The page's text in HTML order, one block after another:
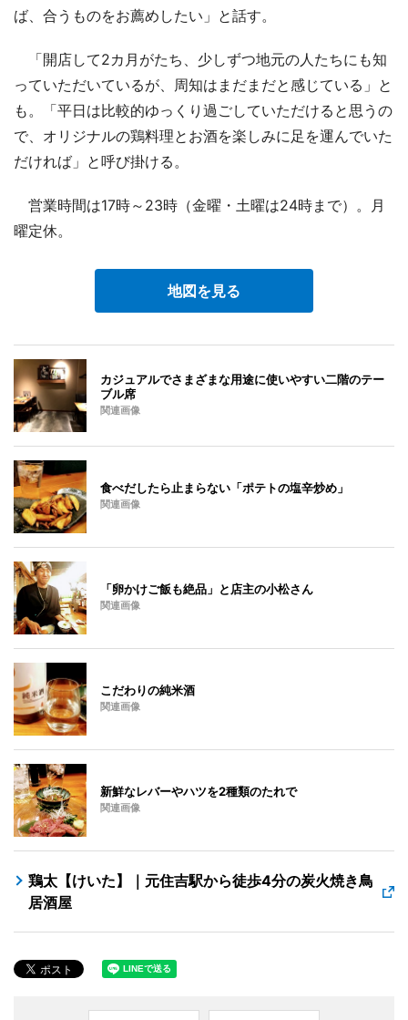
ば、合うものをお薦めしたい」と話す。
「開店して2カ月がたち、少しずつ地元の人たちにも知
っていただいているが、周知はまだまだと感じている」と
も。「平日は比較的ゆっくり過ごしていただけると思うの
で、オリジナルの鶏料理とお酒を楽しみに足を運んでいた
だければ」と呼び掛ける。
営業時間は17時～23時（金曜・土曜は24時まで）。月
曜定休。
地図を見る
カジュアルでさまざまな用途に使いやすい二階のテー
ブル席
関連画像
食べだしたら止まらない「ポテトの塩辛炒め」
関連画像
「卵かけご飯も絶品」と店主の小松さん
関連画像
こだわりの純米酒
関連画像
新鮮なレバーやハツを2種類のたれで
関連画像
鶏太【けいた】｜元住吉駅から徒歩4分の炭火焼き鳥
居酒屋